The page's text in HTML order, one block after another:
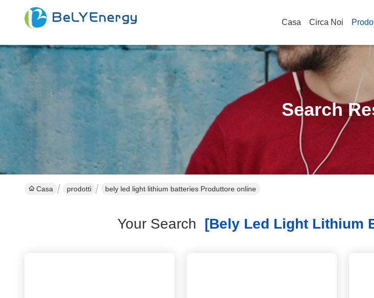
Casa Circa Noi
Search
Casa prodotti bely led light lithium batteries Produttore online
Your Search [bely Led Light Lithium